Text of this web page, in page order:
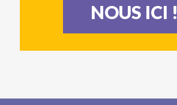
NOUS ICI !